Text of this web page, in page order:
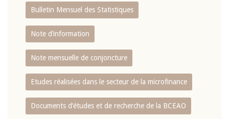
Bulletin Mensuel des Statistiques
Note d’information
Note mensuelle de conjoncture
Etudes réalisées dans le secteur de la microfinance
Documents d’études et de recherche de la BCEAO